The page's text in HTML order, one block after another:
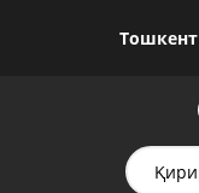
Тошкент